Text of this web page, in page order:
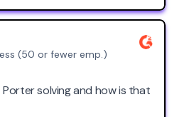
(50 or fewer emp.)
solving and how is that